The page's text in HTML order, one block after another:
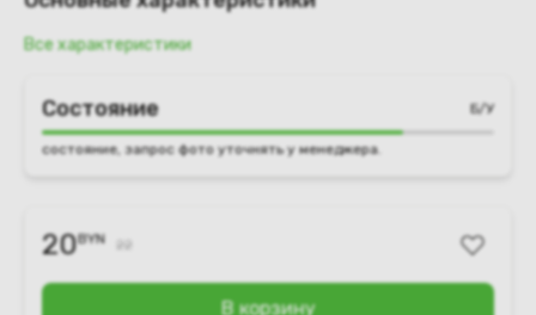
Все характеристики
Состояние Б/У
состояние, запрос фото уточнять у менеджера.
20BYN
В корзину